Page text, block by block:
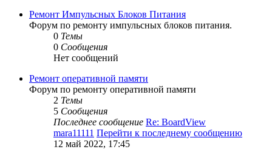
Ремонт Импульсных Блоков Питания
Форум по ремонту импульсных блоков питания.
0 Темы
0 Сообщения
Нет сообщений
Ремонт оперативной памяти
Форум по ремонту оперативной памяти
2 Темы
5 Сообщения
Последнее сообщение Re: BoardView
mara11111 Перейти к последнему сообщению
12 май 2022, 17:45